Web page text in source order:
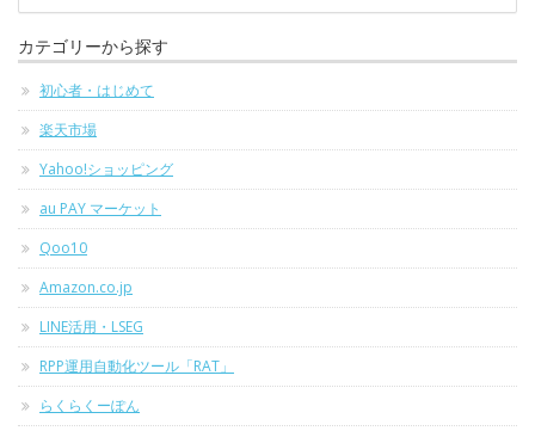
カテゴリーから探す
初心者・はじめて
楽天市場
Yahoo!ショッピング
au PAY マーケット
Qoo10
Amazon.co.jp
LINE活用・LSEG
RPP運用自動化ツール「RAT」
らくらくーぽん